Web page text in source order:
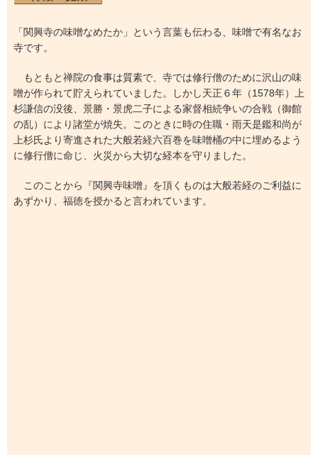
「関興寺の味噌なめたか」という言葉も伝わる、味噌で有名なお
寺です。
もともと禅院の食事は質素で、寺では修行僧のために沢山の味
噌が作られて貯えられていました。しかし天正６年（1578年）上
杉謙信の没後、景勝・景虎二子による家督相続争いの合戦（御館
の乱）により諸堂が焼失。このときに時の住職・雨天是鑑和尚が
上杉氏より寄進された大般若経六百巻を味噌桶の中に埋めるよう
に修行僧に命じ、火災から大切な経本を守りました。
このことから『関興寺味噌』を頂くものは大般若経のご利益に
あずかり、福徳を授かると言われています。